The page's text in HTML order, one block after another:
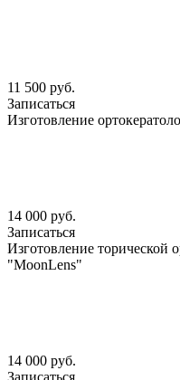
11 500 руб.
Записаться
Изготовление
14 000 руб.
Записаться
Изготовление торической
"MoonLens"
14 000 руб.
Записаться